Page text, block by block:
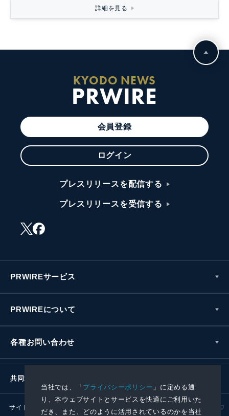
当社では、「プライバシーポリシー 」に定める通
り、本ウェブサイトとサービスを快適にご利用いた
だき、また、どのように活用されているのかを当社
詳細を見る
KYODO NEWS
PRWIRE
会員登録
ログイン
プレスリリースを配信する
プレスリリースを受信する
PRWIREサービス
PRWIREについて
各種お問い合わせ
共同通信社グループ
サイトポリシー プライバシーポリシー